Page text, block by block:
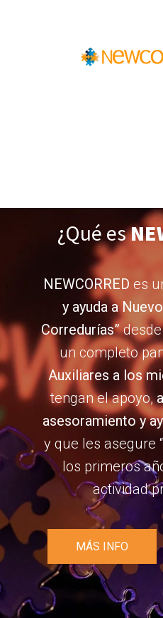
¿Qué es
NEWCORRED es
y ayuda a
Corredurías”desde
un completo
Auxiliares a los
tengan el apoyo,
asesoramiento y
y que les asegure
los primeros
actividad
MÁS INFO